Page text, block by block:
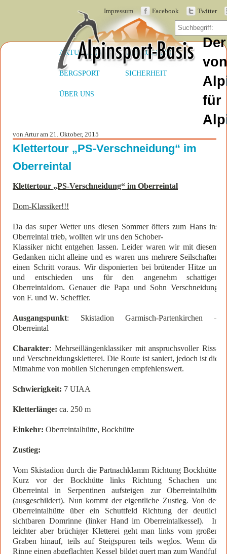
von
für
Impressum Facebook Twitter
AKTUELLES AUSRÜSTUNG
BERGSPORT SICHERHEIT
ÜBER UNS
von Artur am 21. Oktober, 2015
Klettertour „PS-Verschneidung“ im
Oberreintal
Klettertour „PS-Verschneidung“ im Oberreintal
Dom-Klassiker!!!
Da das super Wetter uns diesen Sommer öfters zum Hans ins
Oberreintal trieb, wollten wir uns den Schober-
Klassiker nicht entgehen lassen. Leider waren wir mit diesem
Gedanken nicht alleine und es waren uns mehrere Seilschaften
einen Schritt voraus. Wir disponierten bei brütender Hitze um
und entschieden uns für den angenehm schattigen
Oberreintaldom. Genauer die Papa und Sohn Verschneidung
von F. und W. Scheffler.
Ausgangspunkt: Skistadion Garmisch-Partenkirchen –
Oberreintal
Charakter: Mehrseillängenklassiker mit anspruchsvoller Riss-
und Verschneidungskletterei. Die Route ist saniert, jedoch ist die
Mitnahme von mobilen Sicherungen empfehlenswert.
Schwierigkeit: 7 UIAA
Kletterlänge: ca. 250 m
Einkehr: Oberreintalhütte, Bockhütte
Zustieg:
Vom Skistadion durch die Partnachklamm Richtung Bockhütte.
Kurz vor der Bockhütte links Richtung Schachen und
Oberreintal in Serpentinen aufsteigen zur Oberreintalhütte
(ausgeschildert). Nun kommt der eigentliche Zustieg. Von der
Oberreintalhütte über ein Schuttfeld Richtung der deutlich
sichtbaren Domrinne (linker Hand im Oberreintalkessel). In
leichter aber brüchiger Kletterei geht man links vom großen
Graben hinauf, teils auf Steigspuren teils weglos. Wenn die
Rinne einen abgeflachten Kessel bildet quert man zum Wandfuß